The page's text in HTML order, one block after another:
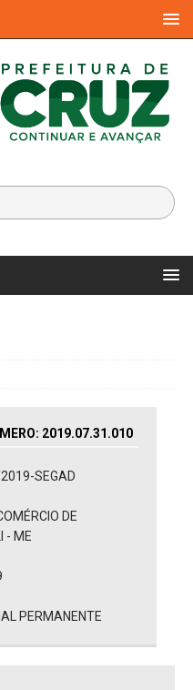
2019.07.31.010
SEGAD
DE
- ME
PERMANENTE